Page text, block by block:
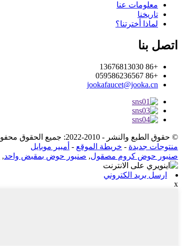
معلومات عنا
تاريخنا
لماذا أخترتنا؟
اتصل بنا
+86 13676813030
+86 059586236567
jookafaucet@jooka.cn
© حقوق الطبع والنشر - 2010-2022: جميع الحقوق محفوظة.
منتوجات جديدة - خريطة الموقع - أمبير موبايل
صنبور حوض كروم مصقول, صنبور حوض بمقبض واحد,
ارسل بريد الكتروني
x